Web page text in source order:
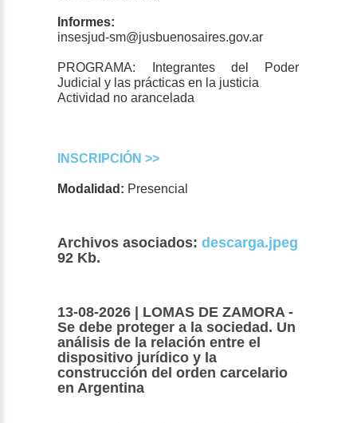
Informes:
insesjud-sm@jusbuenosaires.gov.ar
PROGRAMA: Integrantes del Poder
Judicial y las prácticas en la justicia
Actividad no arancelada
INSCRIPCIÓN >>
Modalidad: Presencial
Archivos asociados: descarga.jpeg
92 Kb.
13-08-2026 | LOMAS DE ZAMORA -
Se debe proteger a la sociedad. Un
análisis de la relación entre el
dispositivo jurídico y la
construcción del orden carcelario
en Argentina